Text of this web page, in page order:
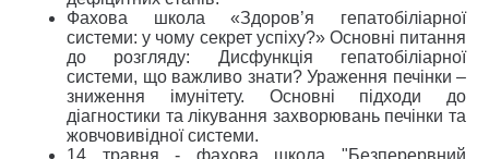
Фахова школа «Здоров’я гепатобіліарної
системи: у чому секрет успіху?» Основні питання
до розгляду: Дисфункція гепатобіліарної
системи, що важливо знати? Ураження печінки –
зниження імунітету. Основні підходи до
діагностики та лікування захворювань печінки та
жовчовивідної системи.
14 травня - фахова школа "Безперервний